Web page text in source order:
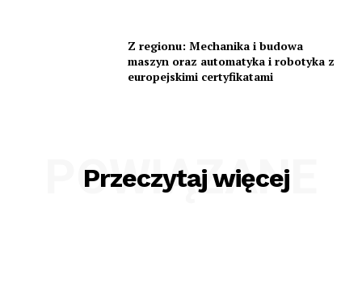
Z regionu: Mechanika i budowa
maszyn oraz automatyka i robotyka z
europejskimi certyfikatami
Przeczytaj więcej
POWIĄZANE